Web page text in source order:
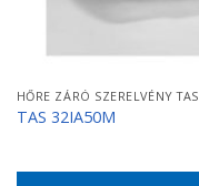
HŐRE ZÁRÓ SZERELVÉNY TAS
TAS 32IA50M